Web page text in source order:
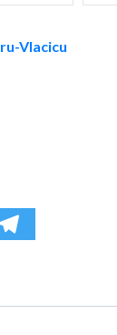
Vlacicu